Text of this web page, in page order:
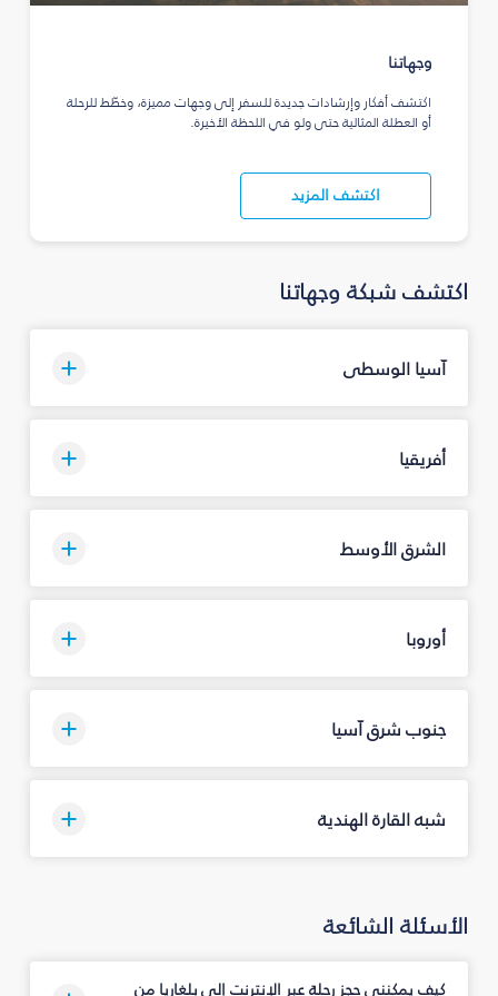
وجهاتنا
اكتشف أفكار وإرشادات جديدة للسفر إلى وجهات مميزة، وخطّط للرحلة
أو العطلة المثالية حتى ولو في اللحظة الأخيرة.
اكتشف المزيد
اكتشف شبكة وجهاتنا
آسيا الوسطى
أفريقيا
الشرق الأوسط
أوروبا
جنوب شرق آسيا
شبه القارة الهندية
الأسئلة الشائعة
كيف يمكنني حجز رحلة عبر الإنترنت إلى بلغاريا من